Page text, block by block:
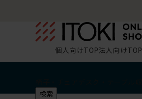
個人向けTOP法人向けTOP
検索